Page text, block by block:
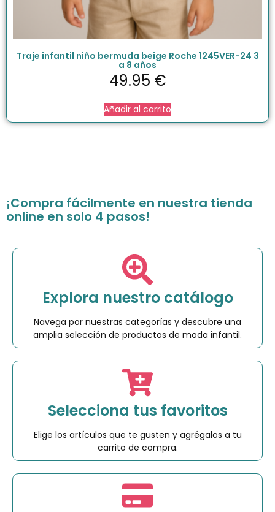
Traje infantil niño bermuda beige Roche 1245VER-24 3
a 8 años
49.95 €
Añadir al carrito
¡Compra fácilmente en nuestra tienda
online en solo 4 pasos!
Explora nuestro catálogo
Navega por nuestras categorías y descubre una
amplia selección de productos de moda infantil.
Selecciona tus favoritos
Elige los artículos que te gusten y agrégalos a tu
carrito de compra.